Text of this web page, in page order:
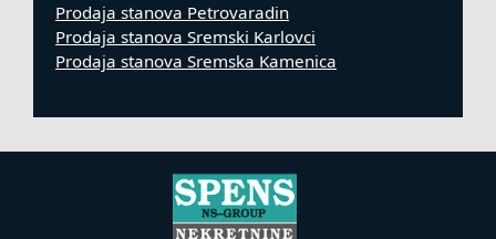
Prodaja stanova Petrovaradin
Prodaja stanova Sremski Karlovci
Prodaja stanova Sremska Kamenica